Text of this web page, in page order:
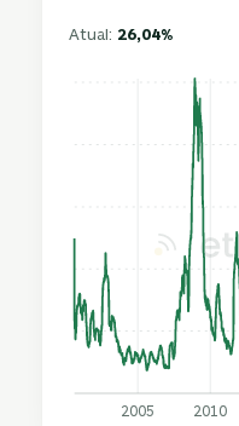
Atual: 26,04%
2005 2010